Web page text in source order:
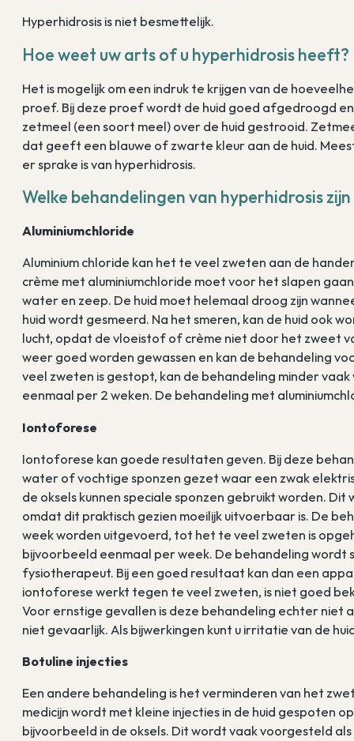
Hyperhidrosis is niet besmettelijk.
Hoe weet uw arts of u hyperhidrosis heeft?
Het is mogelijk om een indruk te krijgen van de
proef. Bij deze proef wordt de huid goed afgedroogd
zetmeel (een soort meel) over de huid gestrooid.
dat geeft een blauwe of zwarte kleur aan de huid.
er sprake is van hyperhidrosis.
Welke behandelingen van hyperhidrosis
Aluminiumchloride
Aluminium chloride kan het te veel zweten aan de
crème met aluminiumchloride moet voor het slapen
water en zeep. De huid moet helemaal droog zijn
huid wordt gesmeerd. Na het smeren, kan de huid ook
lucht, opdat de vloeistof of crème niet door het zweet
weer goed worden gewassen en kan de behandeling
veel zweten is gestopt, kan de behandeling minder
eenmaal per 2 weken. De behandeling met
Iontoforese
Iontoforese kan goede resultaten geven. Bij deze
water of vochtige sponzen gezet waar een zwak
de oksels kunnen speciale sponzen gebruikt worden.
omdat dit praktisch gezien moeilijk uitvoerbaar is. De
week worden uitgevoerd, tot het te veel zweten is
bijvoorbeeld eenmaal per week. De behandeling
fysiotherapeut. Bij een goed resultaat kan dan een
iontoforese werkt tegen te veel zweten, is niet goed
Voor ernstige gevallen is deze behandeling echter
niet gevaarlijk. Als bijwerkingen kunt u irritatie van de
Botuline injecties
Een andere behandeling is het verminderen van het
medicijn wordt met kleine injecties in de huid gespoten
bijvoorbeeld in de oksels. Dit wordt vaak voorgesteld